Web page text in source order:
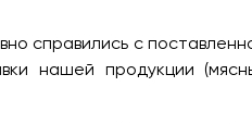
справились с
нашей продукции